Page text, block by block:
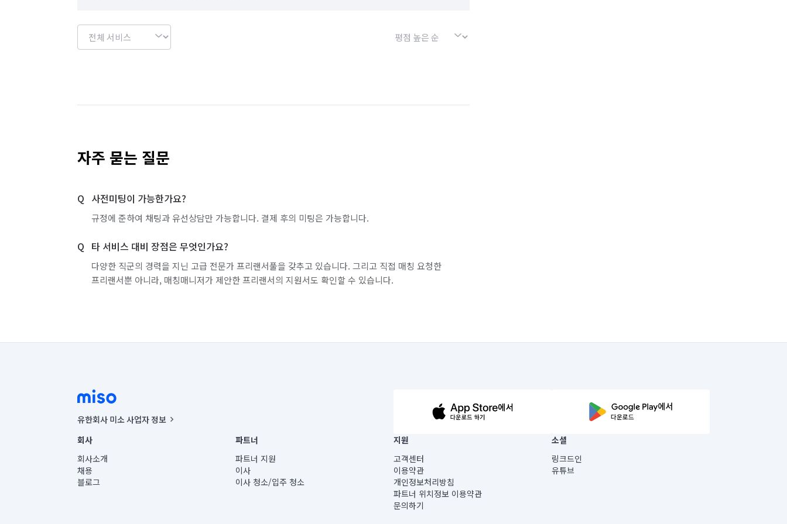
자주 묻는 질문
사전미팅이 가능한가요?
규정에 준하여 채팅과 유선상담만 가능합니다. 결제 후의 미팅은 가능합니다.
타 서비스 대비 장점은 무엇인가요?
다양한 직군의 경력을 지닌 고급 전문가 프리랜서풀을 갖추고 있습니다. 그리고 직접 매칭 요청한
프리랜서뿐 아니라, 매칭매니저가 제안한 프리랜서의 지원서도 확인할 수 있습니다.
유한회사 미소 사업자 정보
사업자등록번호 : 291-87-00271 | 인허가번호 : 2016-3220163-14-5-00019 |
통신판매신고번호 : 2024-서울종로-1400(공정거래위원회 정보) |
대표이사 : CHING VICTOR COLUMBIA RHEE
주소 | 본사: 서울특별시 종로구 율곡로 6(중학동, 트윈트리빌딩) B동 5층
컨택센터 : 서울특별시 종로구 수송동 율곡로 24, 7층, 8층 미소
회사
회사소개
채용
블로그
파트너
파트너 지원
이사
이사 청소/입주 청소
지원
고객센터
이용약관
개인정보처리방침
파트너 위치정보 이용약관
문의하기
소셜
링크드인
유튜브